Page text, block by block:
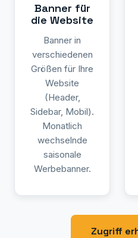
Banner für
die Website
Banner in
verschiedenen
Größen für Ihre
Website
(Header,
Sidebar, Mobil).
Monatlich
wechselnde
saisonale
Werbebanner.
Zugriff